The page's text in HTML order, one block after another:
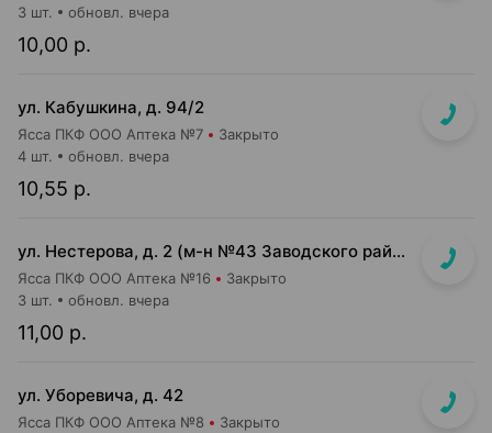
10,00 р.
3 шт. обновл. вчера
ул. Кабушкина, д. 94/2
Ясса ПКФ ООО Аптека №7 Закрыто
10,55 р.
4 шт. обновл. вчера
ул. Нестерова, д. 2 (м-н №43 Заводского райпищеторга)
Ясса ПКФ ООО Аптека №16 Закрыто
11,00 р.
3 шт. обновл. вчера
ул. Уборевича, д. 42
Ясса ПКФ ООО Аптека №8 Закрыто